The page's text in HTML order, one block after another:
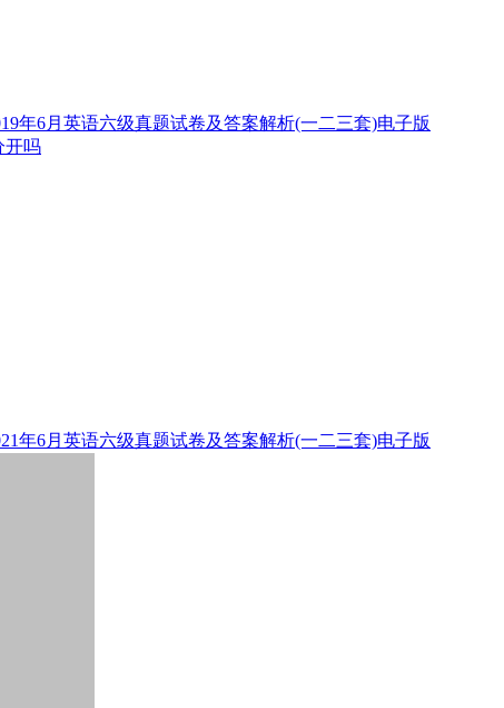
年6月英语六级真题试卷及答案解析(一二三套)电子版
开吗
年6月英语六级真题试卷及答案解析(一二三套)电子版